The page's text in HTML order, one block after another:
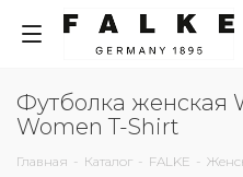
Футболка женская
Women T-Shirt
Главная - Каталог - FALKE -